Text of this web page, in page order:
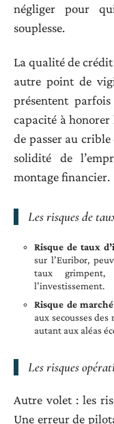
négliger pour
souplesse.
La qualité de
autre point de
présentent
capacité à
de passer au crible
solidité de
montage financier.
Les risques de
Risque de taux
sur l’Euribor,
taux
l’investissement.
Risque de marché
aux secousses
autant aux aléas
Les risques
Autre volet : les
Une erreur de